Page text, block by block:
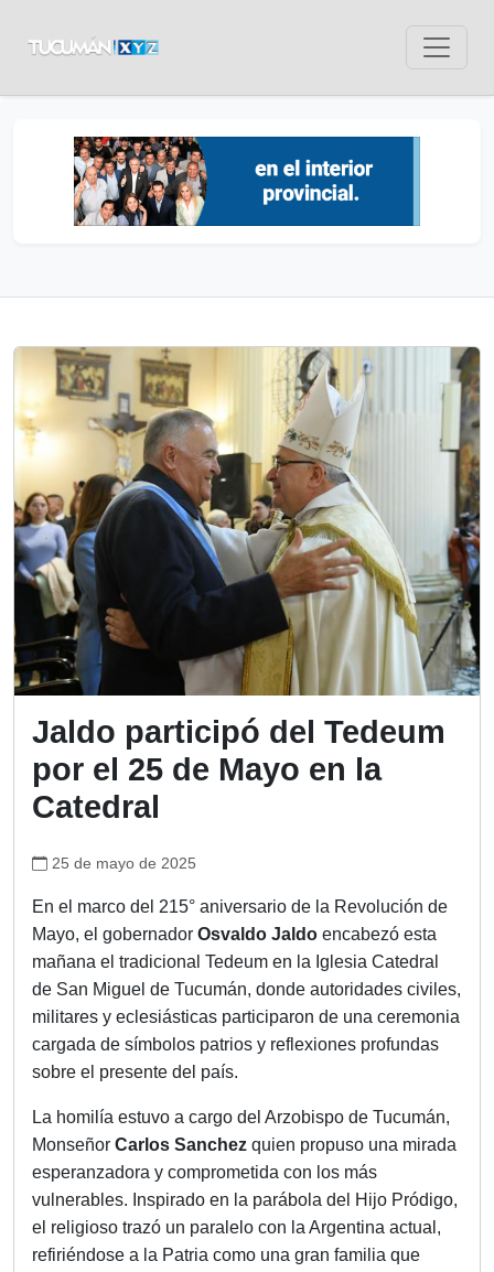
Jaldo participó del Tedeum
por el 25 de Mayo en la
Catedral
25 de mayo de 2025
En el marco del 215° aniversario de la Revolución de
Mayo, el gobernador Osvaldo Jaldo encabezó esta
mañana el tradicional Tedeum en la Iglesia Catedral
de San Miguel de Tucumán, donde autoridades civiles,
militares y eclesiásticas participaron de una ceremonia
cargada de símbolos patrios y reflexiones profundas
sobre el presente del país.
La homilía estuvo a cargo del Arzobispo de Tucumán,
Monseñor Carlos Sanchez quien propuso una mirada
esperanzadora y comprometida con los más
vulnerables. Inspirado en la parábola del Hijo Pródigo,
el religioso trazó un paralelo con la Argentina actual,
refiriéndose a la Patria como una gran familia que